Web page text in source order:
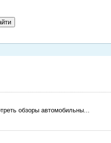
обзоры автомобильны...